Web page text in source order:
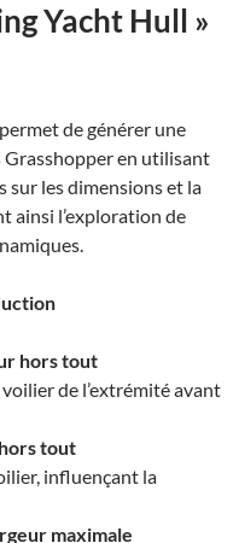
Yacht Hull »
permet de générer une
en utilisant
sur les dimensions et la
ainsi l’exploration de
hors tout
de l’extrémité avant
tout
influençant la
maximale